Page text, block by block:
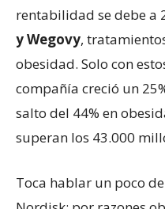
rentabilidad se debe a
y Wegovy,
obesidad. Solo con
compañía creció un
salto del 44% en
superan los 43.000
Toca hablar un poco